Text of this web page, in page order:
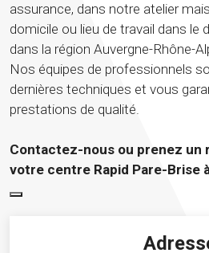
assurance, dans notre atelier
domicile ou lieu de travail dans le
dans la région Auvergne-Rhône-
Nos équipes de professionnels
dernières techniques et vous
prestations de qualité.
Contactez-nous ou prenez un
votre centre Rapid Pare-Brise